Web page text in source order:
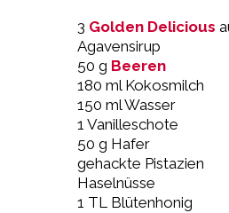
3 Golden Delicious
Agavensirup
50 g Beeren
180 ml Kokosmilch
150 ml Wasser
1 Vanilleschote
50 g Hafer
gehackte Pistazien
Haselnüsse
1 TL Blütenhonig